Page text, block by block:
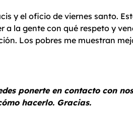
y el oficio de viernes santo.
la gente con qué respeto y
Los pobres me muestran
ponerte en contacto con
hacerlo. Gracias.